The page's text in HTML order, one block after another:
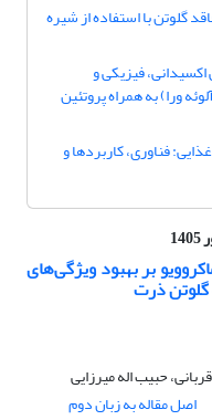
گلوتن با استفاده از شیره
فیزیکی و
ورا) به همراه پروتئین
فناوری، کاربردها و
بر بهبود ویژگی‌های
گلوتن ذرت
حبیب اله میرزایی
اصل مقاله به زبان دوم